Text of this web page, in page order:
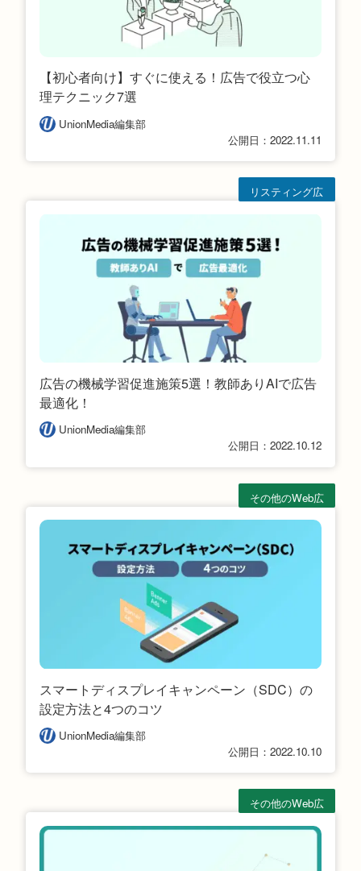
【初心者向け】すぐに使える！広告で役立つ心
理テクニック7選
UnionMedia編集部
公開日：2022.11.11
広告の機械学習促進施策5選！教師ありAIで広告
最適化！
UnionMedia編集部
公開日：2022.10.12
リスティング広
スマートディスプレイキャンペーン（SDC）の
設定方法と4つのコツ
UnionMedia編集部
公開日：2022.10.10
その他のWeb広
その他のWeb広